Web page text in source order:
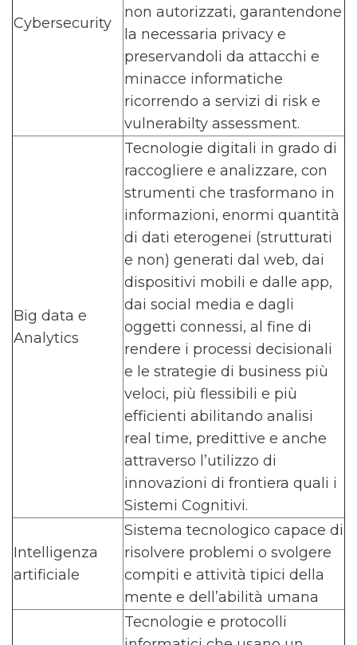
Cybersecurity
non autorizzati, garantendone
la necessaria privacy e
preservandoli da attacchi e
minacce informatiche
ricorrendo a servizi di risk e
vulnerabilty assessment.
Big data e
Analytics
Tecnologie digitali in grado di
raccogliere e analizzare, con
strumenti che trasformano in
informazioni, enormi quantità
di dati eterogenei (strutturati
e non) generati dal web, dai
dispositivi mobili e dalle app,
dai social media e dagli
oggetti connessi, al fine di
rendere i processi decisionali
e le strategie di business più
veloci, più flessibili e più
efficienti abilitando analisi
real time, predittive e anche
attraverso l’utilizzo di
innovazioni di frontiera quali i
Sistemi Cognitivi.
Intelligenza
artificiale
Sistema tecnologico capace di
risolvere problemi o svolgere
compiti e attività tipici della
mente e dell’abilità umana
Tecnologie e protocolli